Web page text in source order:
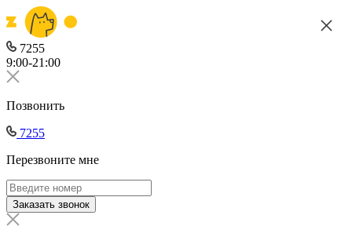
7255
9:00-21:00
Позвонить
7255
Перезвоните мне
Заказать звонок